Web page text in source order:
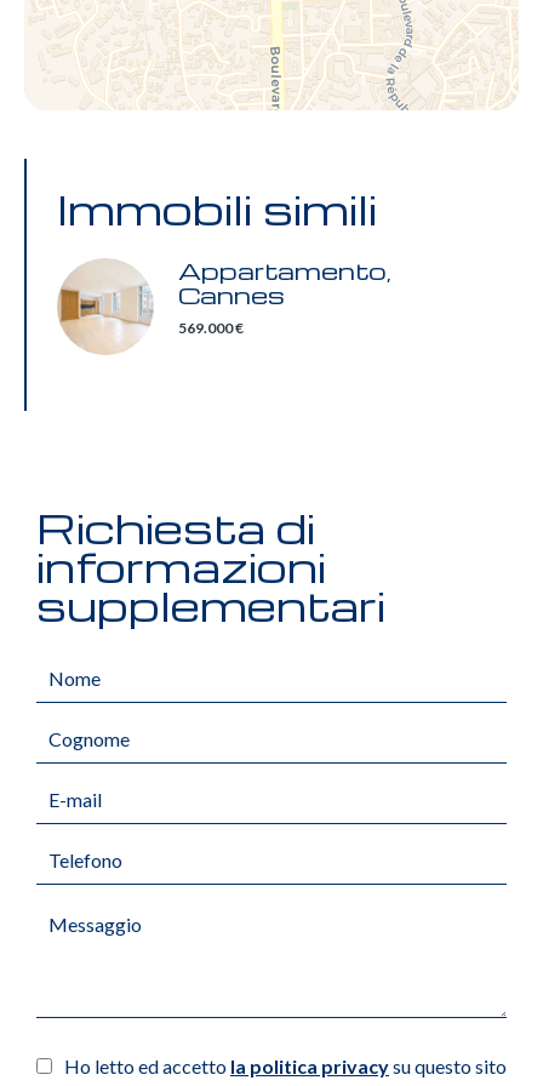
Immobili simili
Appartamento,
Cannes
569.000 €
Richiesta di
informazioni
supplementari
Ho letto ed accetto la politica privacysu questo sito